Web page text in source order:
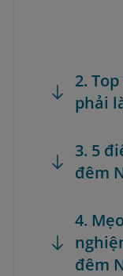
2.
phải
3. 5
đêm
4.
đêm